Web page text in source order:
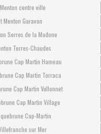
centre ville
Menton Garavan
Serres de la Madone
Terres-Chaudes
Cap Martin Hameau
Cap Martin Torraca
Cap Martin Vallonnet
Cap Martin Village
Cap-Martin
sur Mer